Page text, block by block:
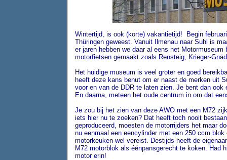
Wintertijd, is ook (korte) vakantietijd! Begin
Thüringen geweest. Vanuit Ilmenau naar Suhl is
er jaren hebben we daar al eens het
motorfietsen gemaakt zoals Rensteig, Krieger-
Het huidige museum is veel groter en goed
heeft deze kans benut om er naast de merken uit
voor en van de DDR te laten zien. Je bent dan
En daarna, meteen het oude centrum in om dat
Je zou bij het zien van deze AWO met een M72
iets hier nu te zoeken? Dat heeft toch nooit
geproduceerd, moesten de motorrijders het maar
nu eenmaal een eencylinder met een 250 ccm
motorkeuken wel vereist. Destijds heeft de
M72 motorblok als éénpansgerecht te koken. Had
motor erin!